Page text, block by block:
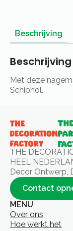
Beschrijving
Beschrijving
Met deze
Schiphol.
THE
HEEL
Decor Ontwerp,
Contact
MENU
Over ons
Hoe werkt het